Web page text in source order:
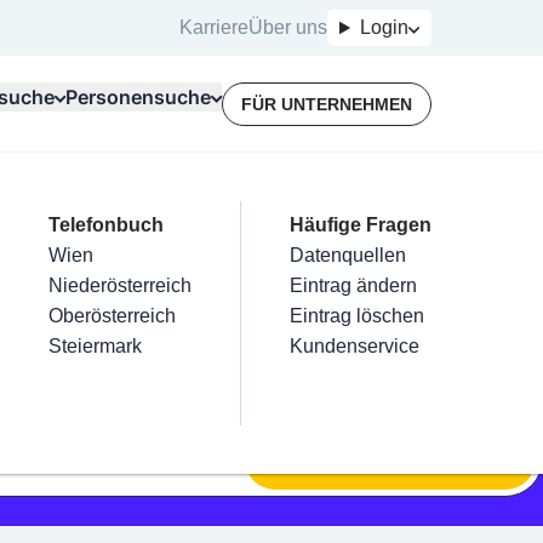
KarriereÜber uns Login
Kategorien
Friseur
Nägel
Haarentfernung
Make-Up
Für Unternehmer
Terminbuchung
Kostenlose Beratung
Top Branchen
Elektriker
Installateure
Maler & Lackierer
Branchen A-Z
Mein Firmeneintrag
Eintrag hinzufügen
Eintrag beanspruchen
Eintrag verwalten
Eintrag bewerben
Personensuche
Telefonbuch
Wien
Niederösterreich
Oberösterreich
Steiermark
Häufige Fragen
Datenquellen
Eintrag ändern
Eintrag löschen
Kundenservice
FÜR UNTERNEHMEN